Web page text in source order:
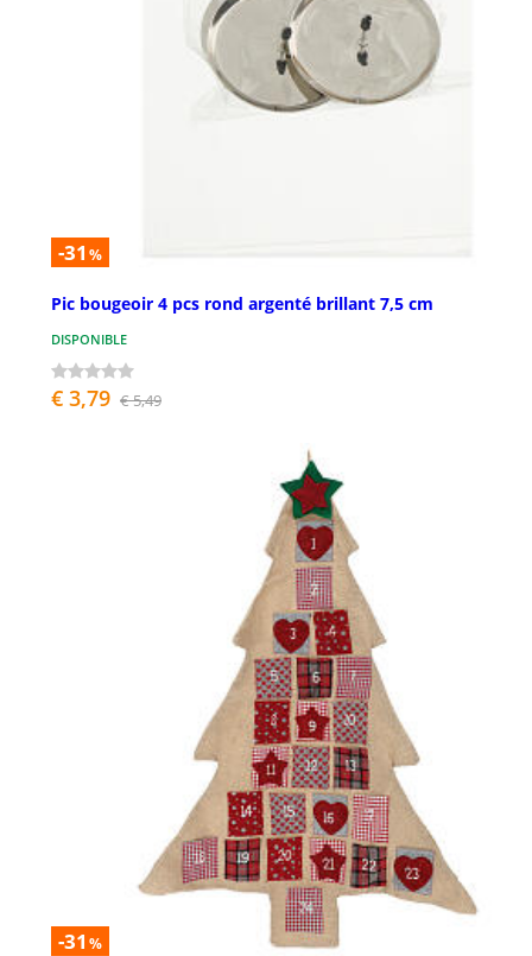
-31 %
Pic bougeoir 4 pcs rond argenté brillant 7,5 cm
DISPONIBLE
€ 3,79 € 5,49
-31 %